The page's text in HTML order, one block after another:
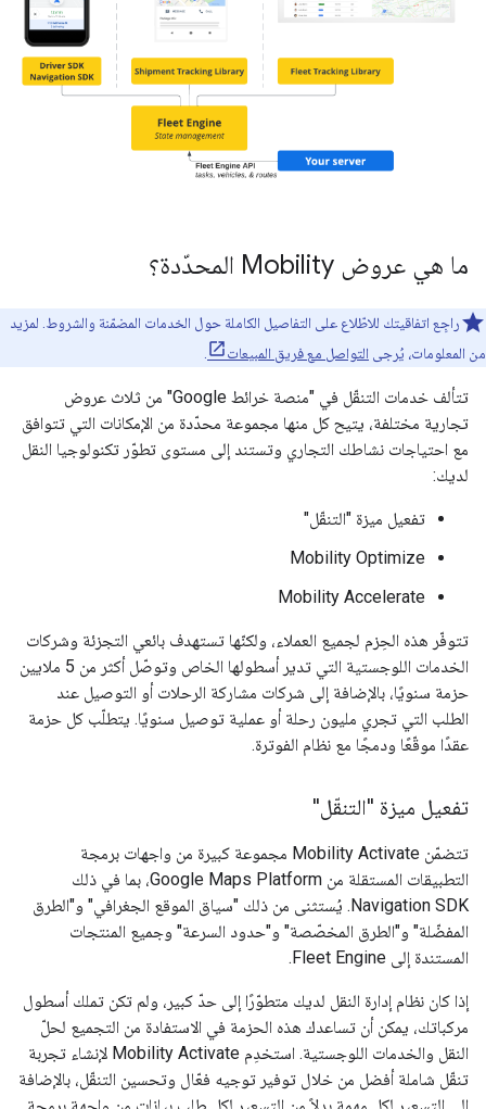
ما هي عروض Mobility المحدّدة؟
راجِع اتفاقيتك للاطّلاع على التفاصيل الكاملة حول الخدمات المضمّنة والشروط. لمزيد
من المعلومات، يُرجى التواصل مع فريق المبيعات
تتألف خدمات التنقّل في "منصة خرائط Google" من ثلاث عروض
تجارية مختلفة، يتيح كل منها مجموعة محدّدة من الإمكانات التي تتوافق
مع احتياجات نشاطك التجاري وتستند إلى مستوى تطوّر تكنولوجيا النقل
لديك:
تفعيل ميزة "التنقّل"
Mobility Optimize
Mobility Accelerate
تتوفّر هذه الحِزم لجميع العملاء، ولكنّها تستهدف بائعي التجزئة وشركات
الخدمات اللوجستية التي تدير أسطولها الخاص وتوصّل أكثر من 5 ملايين
حزمة سنويًا، بالإضافة إلى شركات مشاركة الرحلات أو التوصيل عند
الطلب التي تجري مليون رحلة أو عملية توصيل سنويًا. يتطلّب كل حزمة
عقدًا موقّعًا ودمجًا مع نظام الفوترة.
تفعيل ميزة "التنقّل"
تتضمّن Mobility Activate مجموعة كبيرة من واجهات برمجة
التطبيقات المستقلة من Google Maps Platform، بما في ذلك
Navigation SDK. يُستثنى من ذلك "سياق الموقع الجغرافي" و"الطرق
المفضّلة" و"الطرق المخصّصة" و"حدود السرعة" وجميع المنتجات
المستندة إلى Fleet Engine.
إذا كان نظام إدارة النقل لديك متطوّرًا إلى حدّ كبير، ولم تكن تملك أسطول
مركباتك، يمكن أن تساعدك هذه الحزمة في الاستفادة من التجميع لحلّ
النقل والخدمات اللوجستية. استخدِم Mobility Activate لإنشاء تجربة
تنقّل شاملة أفضل من خلال توفير توجيه فعّال وتحسين التنقّل، بالإضافة